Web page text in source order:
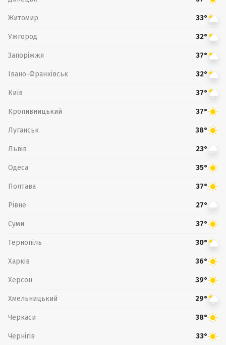
Житомир 33°
Ужгород 32°
Запоріжжя 37°
Івано-Франківськ 32°
Київ 37°
Кропивницький 37°
Луганськ 38°
Львів 23°
Одеса 35°
Полтава 37°
Рівне 27°
Суми 37°
Тернопіль 30°
Харків 36°
Херсон 39°
Хмельницький 29°
Черкаси 38°
Чернігів 33°